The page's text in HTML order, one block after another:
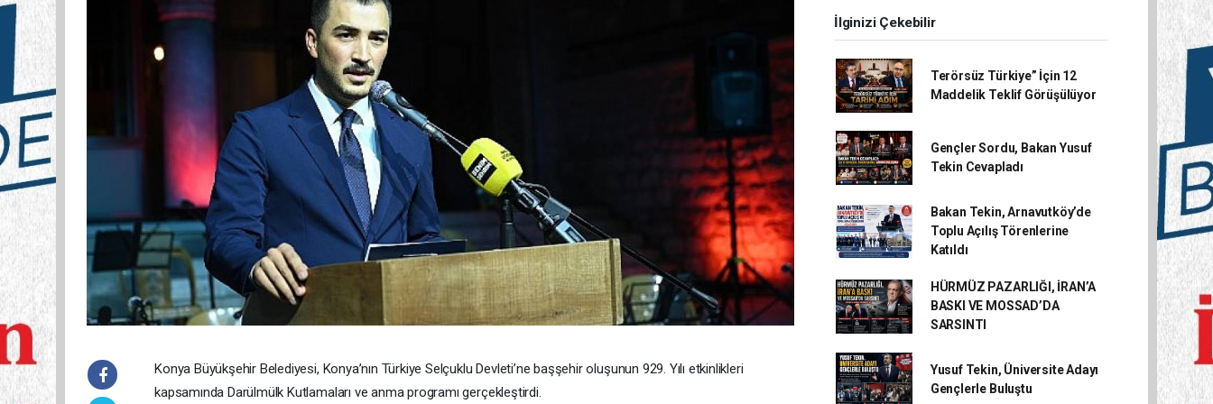
Konya Büyükşehir Belediyesi, Konya’nın Türkiye Selçuklu Devleti’ne başşehir oluşunun 929. Yılı etkinlikleri
kapsamında Darülmülk Kutlamaları ve anma programı gerçekleştirdi.
İlginizi Çekebilir
Terörsüz Türkiye” İçin 12
Maddelik Teklif Görüşülüyor
Gençler Sordu, Bakan Yusuf
Tekin Cevapladı
Bakan Tekin, Arnavutköy’de
Toplu Açılış Törenlerine
Katıldı
HÜRMÜZ PAZARLIĞI, İRAN’A
BASKI VE MOSSAD’DA
SARSINTI
Yusuf Tekin, Üniversite Adayı
Gençlerle Buluştu